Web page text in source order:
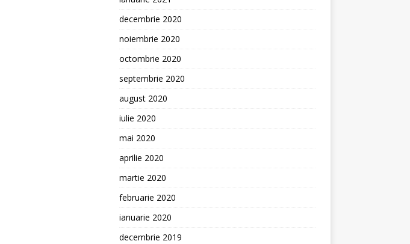
decembrie 2020
noiembrie 2020
octombrie 2020
septembrie 2020
august 2020
iulie 2020
mai 2020
aprilie 2020
martie 2020
februarie 2020
ianuarie 2020
decembrie 2019